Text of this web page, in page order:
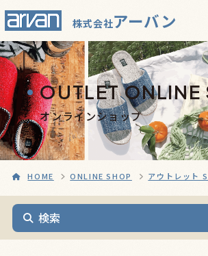
株式会社アーバン
OUTLET ONLINE
オンラインショップ
HOME ONLINE SHOP アウトレット
検索